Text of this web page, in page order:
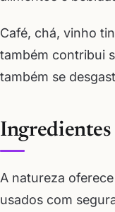
Café, chá, vinho
também contribui
também se
Ingredientes
A natureza
usados com